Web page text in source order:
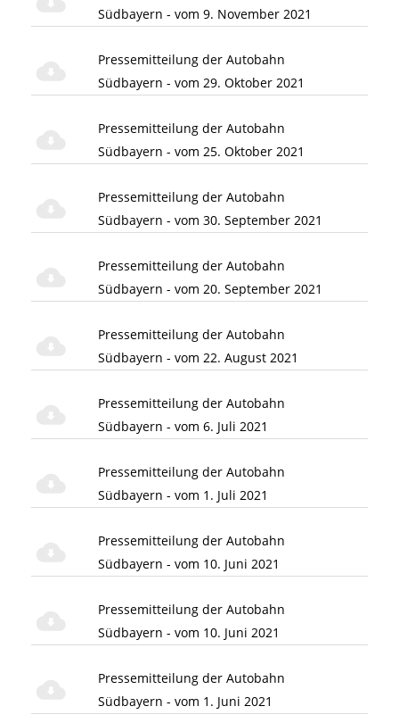
Südbayern - vom 9. November 2021
Pressemitteilung der Autobahn
Südbayern - vom 29. Oktober 2021
Pressemitteilung der Autobahn
Südbayern - vom 25. Oktober 2021
Pressemitteilung der Autobahn
Südbayern - vom 30. September 2021
Pressemitteilung der Autobahn
Südbayern - vom 20. September 2021
Pressemitteilung der Autobahn
Südbayern - vom 22. August 2021
Pressemitteilung der Autobahn
Südbayern - vom 6. Juli 2021
Pressemitteilung der Autobahn
Südbayern - vom 1. Juli 2021
Pressemitteilung der Autobahn
Südbayern - vom 10. Juni 2021
Pressemitteilung der Autobahn
Südbayern - vom 10. Juni 2021
Pressemitteilung der Autobahn
Südbayern - vom 1. Juni 2021